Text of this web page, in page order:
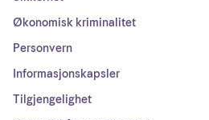
Økonomisk kriminalitet
Personvern
Informasjonskapsler
Tilgjengelighet